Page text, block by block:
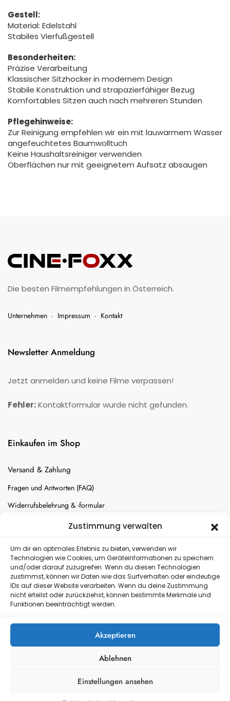
Zustimmung verwalten
Um dir ein optimales Erlebnis zu bieten, verwenden wir
Technologien wie Cookies, um Geräteinformationen zu speichern
und/oder darauf zuzugreifen. Wenn du diesen Technologien
zustimmst, können wir Daten wie das Surfverhalten oder eindeutige
IDs auf dieser Website verarbeiten. Wenn du deine Zustimmung
nicht erteilst oder zurückziehst, können bestimmte Merkmale und
Funktionen beeinträchtigt werden.
Akzeptieren
Ablehnen
Einstellungen ansehen
Gestell:
Material: Edelstahl
Stabiles Vierfußgestell
Besonderheiten:
Präzise Verarbeitung
Klassischer Sitzhocker in modernem Design
Stabile Konstruktion und strapazierfähiger Bezug
Komfortables Sitzen auch nach mehreren Stunden
Pflegehinweise:
Zur Reinigung empfehlen wir ein mit lauwarmem Wasser
angefeuchtetes Baumwolltuch
Keine Haushaltsreiniger verwenden
Oberflächen nur mit geeignetem Aufsatz absaugen
Die besten Filmempfehlungen in Österreich.
Unternehmen · Impressum · Kontakt
Newsletter Anmeldung
Jetzt anmelden und keine Filme verpassen!
Fehler:Kontaktformular wurde nicht gefunden.
Einkaufen im Shop
Versand & Zahlung
Fragen und Antworten (FAQ)
Widerrufsbelehrung & -formular
Batterien-Entsorgung
Versand
Kostenloser Rückversand